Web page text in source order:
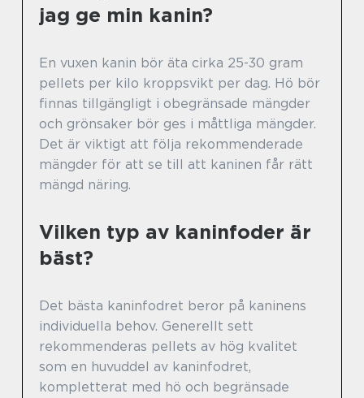
jag ge min kanin?
En vuxen kanin bör äta cirka 25-30 gram
pellets per kilo kroppsvikt per dag. Hö bör
finnas tillgängligt i obegränsade mängder
och grönsaker bör ges i måttliga mängder.
Det är viktigt att följa rekommenderade
mängder för att se till att kaninen får rätt
mängd näring.
Vilken typ av kaninfoder är
bäst?
Det bästa kaninfodret beror på kaninens
individuella behov. Generellt sett
rekommenderas pellets av hög kvalitet
som en huvuddel av kaninfodret,
kompletterat med hö och begränsade